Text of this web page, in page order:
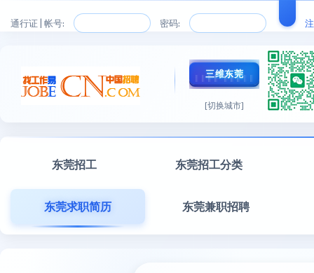
通行证 | 帐号: 密码:
三维东莞
[切换城市]
东莞招工 东莞招工分类
东莞求职简历 东莞兼职招聘